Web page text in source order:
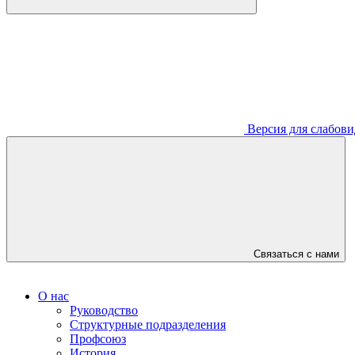
Версия для
Связаться с нами
О нас
Руководство
Структурные подразделения
Профсоюз